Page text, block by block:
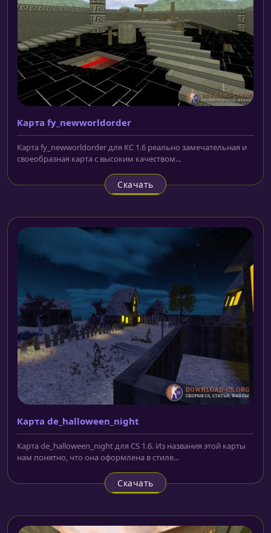
Карта fy_newworldorder
Карта fy_newworldorder для КС 1.6 реально замечательная и
своеобразная карта с высоким качеством...
Скачать
Карта de_halloween_night
Карта de_halloween_night для CS 1.6. Из названия этой карты
нам понятно, что она оформлена в стиле...
Скачать